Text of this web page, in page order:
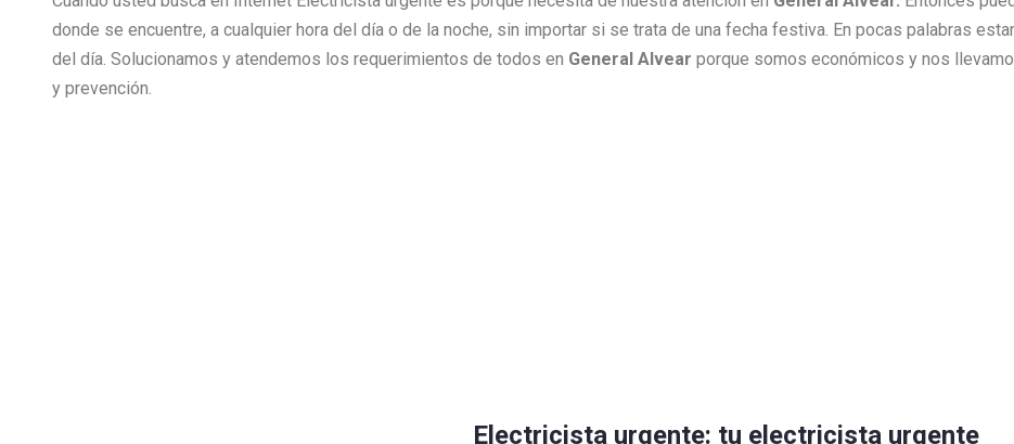
donde se encuentre, a cualquier hora del día o de la noche, sin importar si se trata de una fecha festiva. En pocas palabras
del día. Solucionamos y atendemos los requerimientos de todos en General Alvear porque somos económicos y nos
y prevención.
Electricista urgente: tu electricista urgente